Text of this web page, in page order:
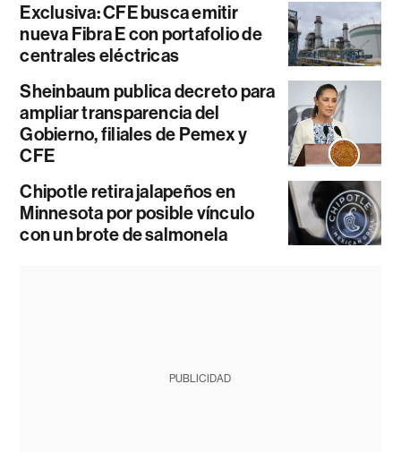
Exclusiva: CFE busca emitir
nueva Fibra E con portafolio de
centrales eléctricas
Sheinbaum publica decreto para
ampliar transparencia del
Gobierno, filiales de Pemex y
CFE
Chipotle retira jalapeños en
Minnesota por posible vínculo
con un brote de salmonela
PUBLICIDAD